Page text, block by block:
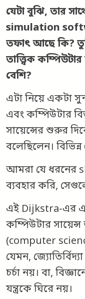
যেটা বুঝি, তার
simulation
তফাৎ আছে কি?
তাত্ত্বিক
বেশি?
এটা নিয়ে একটা
এবং কম্পিউটার
সায়েন্সের শুরুর
বলেছিলেন।
আমরা যে ধরনের
ব্যবহার করি,
এই Dijkstra-এর
কম্পিউটার
(computer
যেমন,
চর্চা নয়। বা,
যন্ত্রকে ঘিরে নয়।